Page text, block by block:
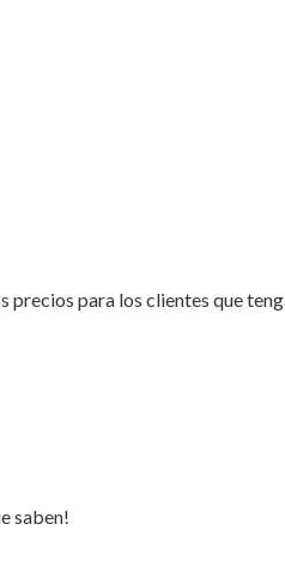
precios para los clientes que
saben!